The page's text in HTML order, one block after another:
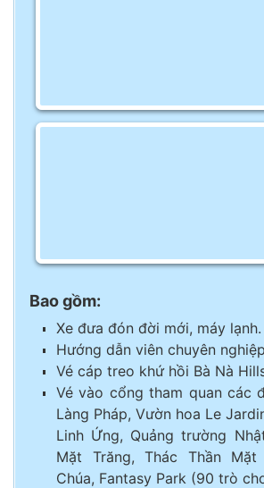
Bao gồm:
Xe đưa đón đời mới, máy lạnh.
Hướng dẫn viên chuyên
Vé cáp treo khứ hồi Bà Nà
Vé vào cổng tham quan các
Làng Pháp, Vườn hoa Le
Linh Ứng, Quảng trường
Mặt Trăng, Thác Thần
Chúa, Fantasy Park (90 trò